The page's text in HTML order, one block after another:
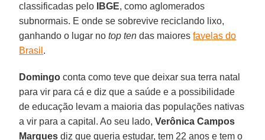
classificadas pelo
IBGE, como aglomerados
subnormais. E onde se sobrevive reciclando lixo,
ganhando o lugar notop ten das maioresfavelas do
Brasil .
Domingo conta como teve que deixar sua terra natal
para vir para cá e diz que a saúde e a possibilidade
de educação levam a maioria das populações nativas
a vir para a capital. Ao seu lado,Verônica Campos
Margues diz que queria estudar, tem 22 anos e tem o